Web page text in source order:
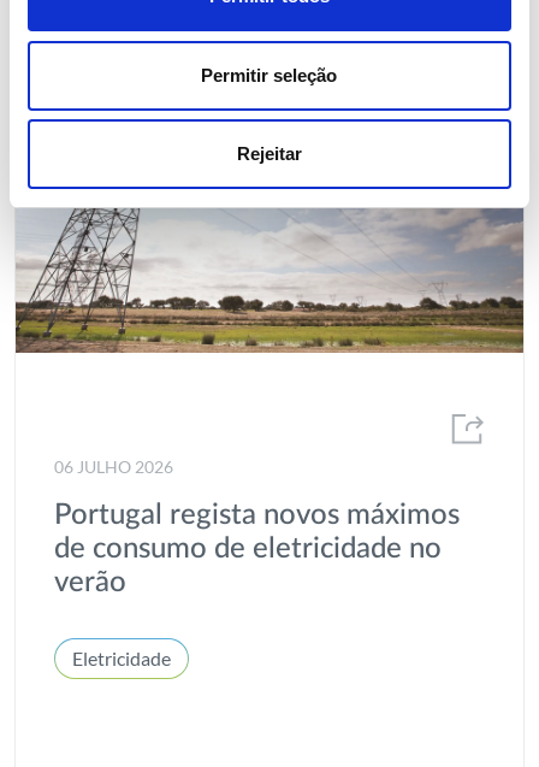
Permitir seleção
Rejeitar
06 JULHO 2026
Portugal regista novos máximos
de consumo de eletricidade no
verão
Eletricidade